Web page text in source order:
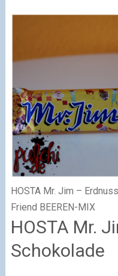
HOSTA Mr. Jim –
Friend BEEREN-MIX
HOSTA Mr.
Schokolade